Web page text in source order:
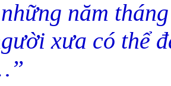
năm
xưa có thể
”